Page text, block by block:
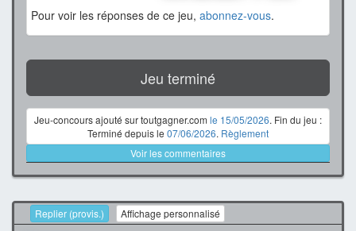
Pour voir les réponses de ce jeu, abonnez-vous.
Jeu terminé
Jeu-concours ajouté sur toutgagner.com le 15/05/2026. Fin du jeu :
Terminé depuis le 07/06/2026. Règlement
Voir les commentaires
Replier (provis.) Affichage personnalisé